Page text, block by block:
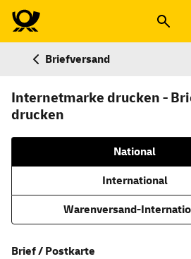
Briefversand
Internetmarke drucken -
drucken
National
International
Warenversand-
Brief / Postkarte